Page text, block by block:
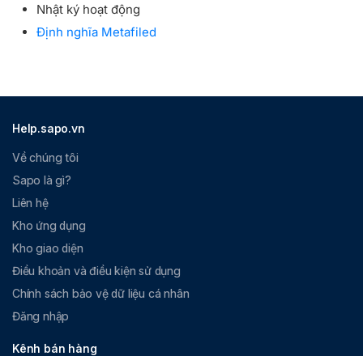
Nhật ký hoạt động
Định nghĩa Metafiled
Help.sapo.vn
Về chúng tôi
Sapo là gì?
Liên hệ
Kho ứng dụng
Kho giao diện
Điều khoản và điều kiện sử dụng
Chính sách bảo vệ dữ liệu cá nhân
Đăng nhập
Kênh bán hàng